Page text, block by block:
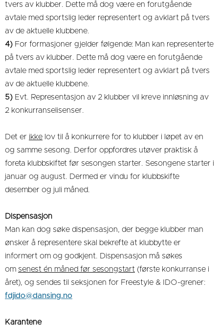
tvers av klubber. Dette må dog være en forutgående
avtale med sportslig leder representert og avklart på tvers
av de aktuelle klubbene.
4) For formasjoner gjelder følgende: Man kan representerte
på tvers av klubber. Dette må dog være en forutgående
avtale med sportslig leder representert og avklart på tvers
av de aktuelle klubbene.
5) Evt. Representasjon av 2 klubber vil kreve innløsning av
2 konkurranselisenser.
Det er ikke lov til å konkurrere for to klubber i løpet av en
og samme sesong. Derfor oppfordres utøver praktisk å
foreta klubbskiftet før sesongen starter. Sesongene starter i
januar og august. Dermed er vindu for klubbskifte
desember og juli måned.
Dispensasjon
Man kan dog søke dispensasjon, der begge klubber man
ønsker å representere skal bekrefte at klubbytte er
informert om og godkjent. Dispensasjon må søkes
om senest én måned før sesongstart (første konkurranse i
året), og sendes til seksjonen for Freestyle & IDO-grener:
fdjido@dansing.no
Karantene